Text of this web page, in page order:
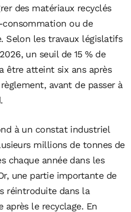
des matériaux recyclés
ou de
Selon les travaux législatifs
un seuil de 15 % de
être atteint six ans après
avant de passer à
à un constat industriel
millions de tonnes de
chaque année dans les
une partie importante de
réintroduite dans la
le recyclage. En